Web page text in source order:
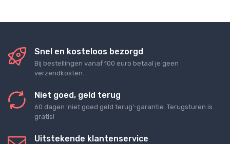
Snel en kosteloos bezorgd
Bij bestellingen vanaf 100 euro betaal je geen
verzendkosten.
Niet goed, geld terug
60 dagen 'niet goed geld terug'-garantie. Terugsturen is
gratis!
Uitstekende klantenservice